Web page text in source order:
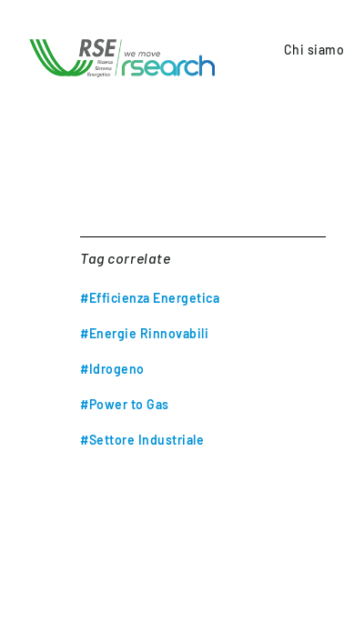
Chi siamo
Tag correlate
#Efficienza Energetica
#Energie Rinnovabili
#Idrogeno
#Power to Gas
#Settore Industriale